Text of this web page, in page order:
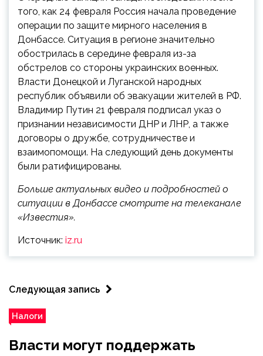
того, как 24 февраля Россия начала проведение
операции по защите мирного населения в
Донбассе. Ситуация в регионе значительно
обострилась в середине февраля из-за
обстрелов со стороны украинских военных.
Власти Донецкой и Луганской народных
республик объявили об эвакуации жителей в РФ.
Владимир Путин 21 февраля подписал указ о
признании независимости ДНР и ЛНР, а также
договоры о дружбе, сотрудничестве и
взаимопомощи. На следующий день документы
были ратифицированы.
Больше актуальных видео и подробностей о
ситуации в Донбассе смотрите на телеканале
«Известия».
Источник: iz.ru
Следующая запись
Налоги
Власти могут поддержать